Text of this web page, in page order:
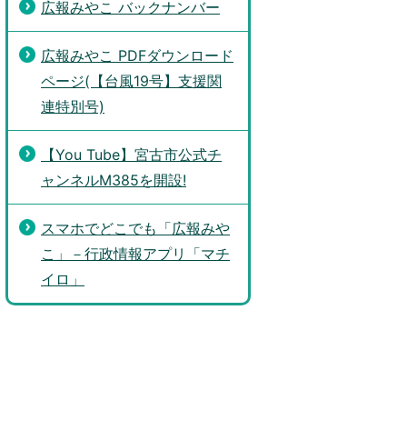
広報みやこ バックナンバー
広報みやこ PDFダウンロード
ページ(【台風19号】支援関
連特別号)
【You Tube】宮古市公式チ
ャンネルM385を開設!
スマホでどこでも「広報みや
こ」－行政情報アプリ「マチ
イロ」